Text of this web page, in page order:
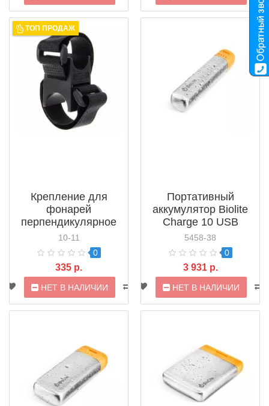
ТОП ПРОДАЖ
Крепление для
фонарей
перпендикулярное
на липучках Fenix
(вело)
10-11
0
335 р.
НЕТ В НАЛИЧИИ
Портативный
аккумулятор Biolite
Charge 10 USB
Power Pack
5458-38
0
3 931 р.
НЕТ В НАЛИЧИИ